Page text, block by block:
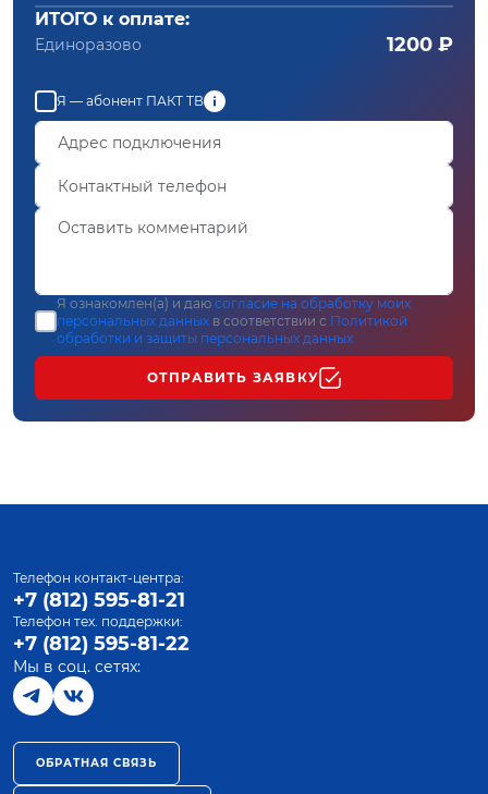
ИТОГО к оплате:
Единоразово 1200 ₽
Я — абонент ПАКТ ТВ
Я ознакомлен(а) и даю согласие на обработку моих
персональных данных в соответствии с Политикой
обработки и защиты персональных данных
ОТПРАВИТЬ ЗАЯВКУ
Телефон контакт-центра:
+7 (812) 595-81-21
Телефон тех. поддержки:
+7 (812) 595-81-22
Мы в соц. сетях:
ОБРАТНАЯ СВЯЗЬ